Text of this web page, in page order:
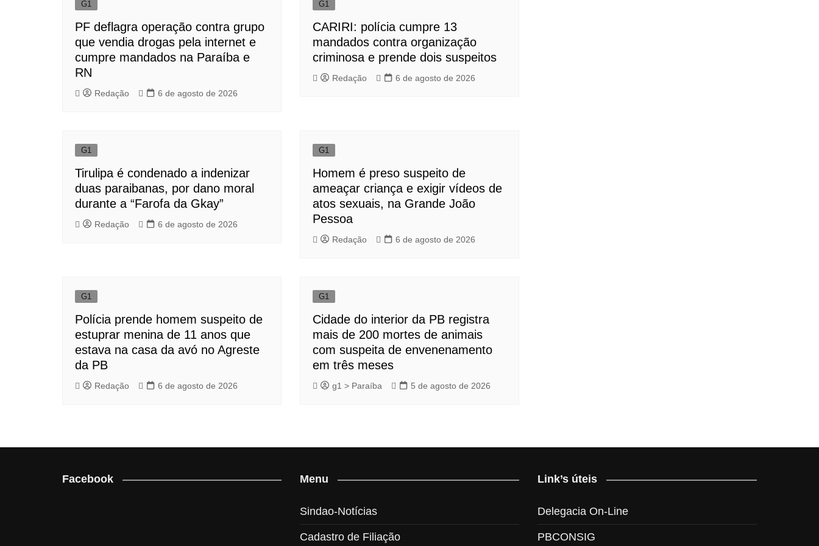
G1
PF deflagra operação contra grupo
que vendia drogas pela internet e
cumpre mandados na Paraíba e
RN
Redação 6 de agosto de 2026
G1
CARIRI: polícia cumpre 13
mandados contra organização
criminosa e prende dois suspeitos
Redação 6 de agosto de 2026
G1
Tirulipa é condenado a indenizar
duas paraibanas, por dano moral
durante a “Farofa da Gkay”
Redação 6 de agosto de 2026
G1
Homem é preso suspeito de
ameaçar criança e exigir vídeos de
atos sexuais, na Grande João
Pessoa
Redação 6 de agosto de 2026
G1
Polícia prende homem suspeito de
estuprar menina de 11 anos que
estava na casa da avó no Agreste
da PB
Redação 6 de agosto de 2026
G1
Cidade do interior da PB registra
mais de 200 mortes de animais
com suspeita de envenenamento
em três meses
g1 > Paraíba 5 de agosto de 2026
Facebook Menu
Sindao-Notícias
Cadastro de Filiação
Link’s úteis
Delegacia On-Line
PBCONSIG